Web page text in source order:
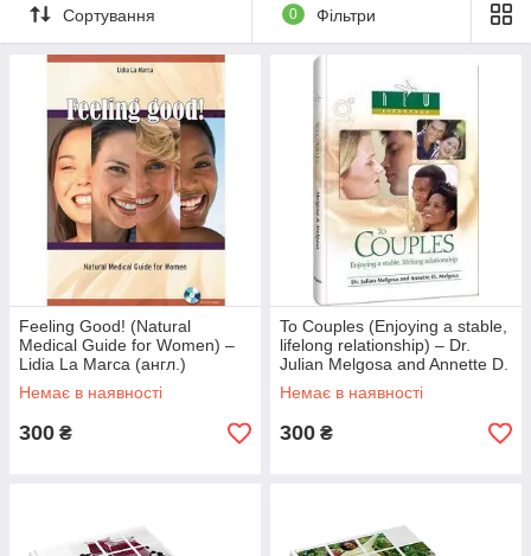
Сортування 0 Фільтри
Feeling Good! (Natural
Medical Guide for Women) –
Lidia La Marca (англ.)
Немає в наявності
300 ₴
To Couples (Enjoying a stable,
lifelong relationship) – Dr.
Julian Melgosa and Annette D.
Melgosa (англ.)
Немає в наявності
300 ₴